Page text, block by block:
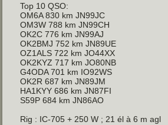
Top 10 QSO:
OM6A 830 km JN99JC
OM3W 788 km JN99CH
OK2C 776 km JN99AJ
OK2BMJ 752 km JN89UE
OZ1ALS 722 km JO44XX
OK2KYZ 717 km JO80NB
G4ODA 701 km IO92WS
OK2R 687 km JN89JM
HA1KYY 686 km JN87FI
S59P 684 km JN86AO
Rig : IC-705 + 250 W ; 21 él à 6 m agl